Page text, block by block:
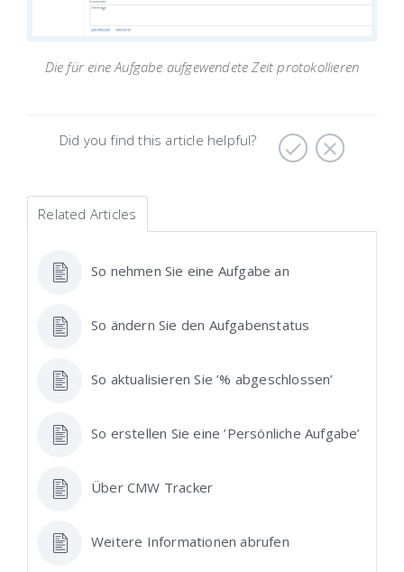
Die für eine Aufgabe aufgewendete Zeit protokollieren
Did you find this article helpful?
Related Articles
So nehmen Sie eine Aufgabe an
So ändern Sie den Aufgabenstatus
So aktualisieren Sie ’% abgeschlossen’
So erstellen Sie eine ’Persönliche Aufgabe’
Über CMW Tracker
Weitere Informationen abrufen